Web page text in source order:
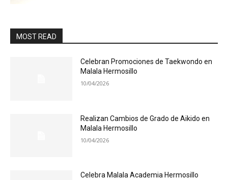
MOST READ
Celebran Promociones de Taekwondo en
Malala Hermosillo
10/04/2026
Realizan Cambios de Grado de Aikido en
Malala Hermosillo
10/04/2026
Celebra Malala Academia Hermosillo